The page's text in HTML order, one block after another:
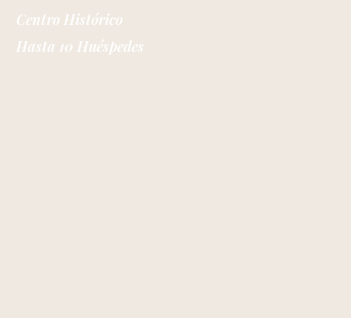
Centro Histórico
Hasta 10 Huéspedes